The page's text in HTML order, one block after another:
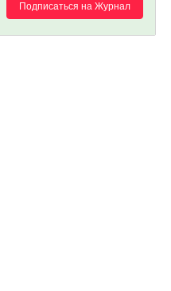
Подписаться на Журнал